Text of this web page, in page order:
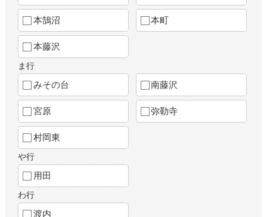
本鵠沼 本町
本藤沢
ま行
みその台 南藤沢
宮原 弥勒寺
村岡東
や行
用田
わ行
渡内